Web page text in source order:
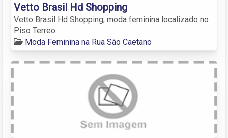
Vetto Brasil Hd Shopping
Vetto Brasil Hd Shopping, moda feminina localizado no
Piso Terreo.
Moda Feminina na Rua São Caetano